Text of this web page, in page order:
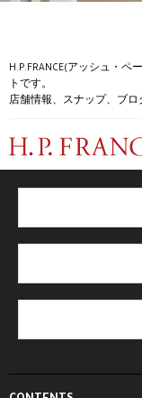
H.P.FRANCE(アッシュ・
トです。
店舗情報、スナップ、ブロ